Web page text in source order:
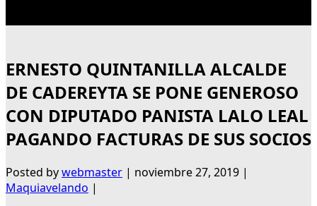
ERNESTO QUINTANILLA ALCALDE
DE CADEREYTA SE PONE GENEROSO
CON DIPUTADO PANISTA LALO LEAL
PAGANDO FACTURAS DE SUS SOCIOS
Posted bywebmaster | noviembre 27, 2019 |
Maquiavelando |